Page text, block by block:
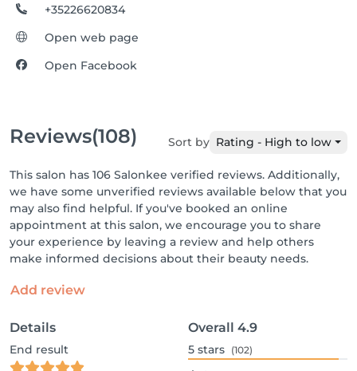
+35226620834
Open web page
Open Facebook
Reviews(108) Sort by Rating - High to low
This salon has 106 Salonkee verified reviews. Additionally,
we have some unverified reviews available below that you
may also find helpful. If you've booked an online
appointment at this salon, we encourage you to share
your experience by leaving a review and help others
make informed decisions about their beauty needs.
Add review
Details
End result
Overall 4.9
5 stars (102)